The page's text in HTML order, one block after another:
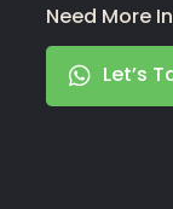
Need More
Let’s